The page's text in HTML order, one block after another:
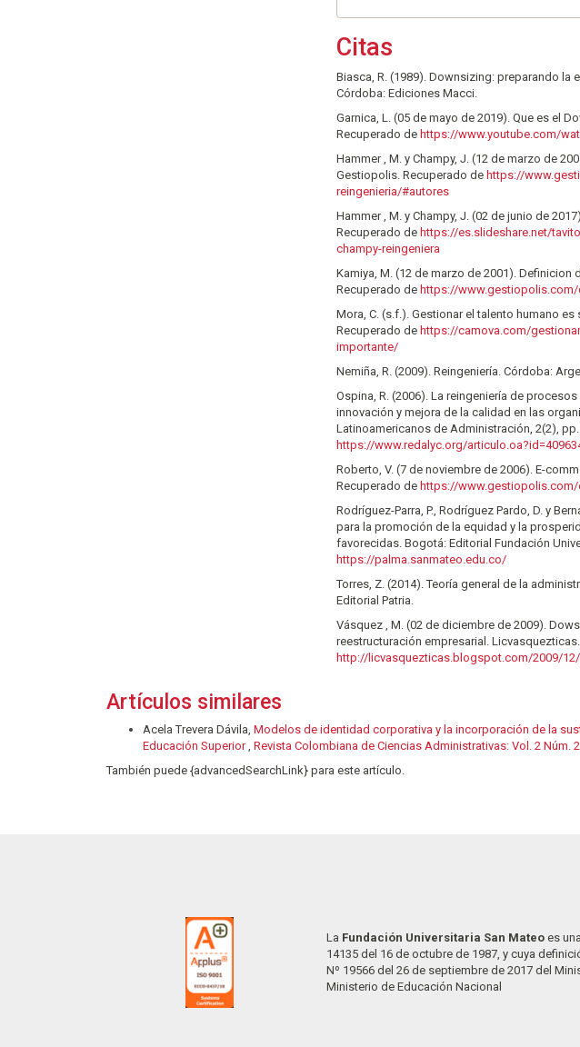
Citas
Biasca, R. (1989). Downsizing: preparando la
Córdoba: Ediciones Macci.
Garnica, L. (05 de mayo de 2019). Que es el
Recuperado de https://www.youtube.com/
Hammer , M. y Champy, J. (12 de marzo de
Gestiopolis. Recuperado de https://
reingenieria/#autores
Hammer , M. y Champy, J. (02 de junio de
Recuperado de https://es.slideshare.net/
champy-reingeniera
Kamiya, M. (12 de marzo de 2001). Definicion
Recuperado de https://
Mora, C. (s.f.). Gestionar el talento humano
Recuperado de https://camova.com/
importante/
Nemiña, R. (2009). Reingeniería. Córdoba:
Ospina, R. (2006). La reingeniería de
innovación y mejora de la calidad en las
Latinoamericanos de Administración, 2(2),
https://www.redalyc.org/
Roberto, V. (7 de noviembre de 2006). E-
Recuperado de https://
Rodríguez-Parra, P., Rodríguez Pardo, D. y
para la promoción de la equidad y la
favorecidas. Bogotá: Editorial Fundación
https://palma.sanmateo.edu.co/
Torres, Z. (2014). Teoría general de la
Editorial Patria.
Vásquez , M. (02 de diciembre de 2009).
reestructuración empresarial.
http://licvasquezticas.blogspot.com/2009/
Artículos similares
Acela Trevera Dávila, Modelos de identidad corporativa y la incorporación de la
Educación Superior, Revista Colombiana de Ciencias Administrativas: Vol. 2 Núm.
También puede {advancedSearchLink} para este artículo.
La Fundación Universitaria San Mateo es
14135 del 16 de octubre de 1987, y cuya
Nº 19566 del 26 de septiembre de 2017 del
Ministerio de Educación Nacional